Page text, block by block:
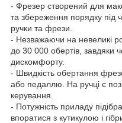
- Фрезер створений для
та збереження порядку під
ручки та фрези.
- Незважаючи на невеликі
до 30 000 обертів, завдяки
дискомфорту.
- Швидкість обертання
або педаллю. На ручці є
керування.
- Потужність приладу
впоратися з кутикулою і